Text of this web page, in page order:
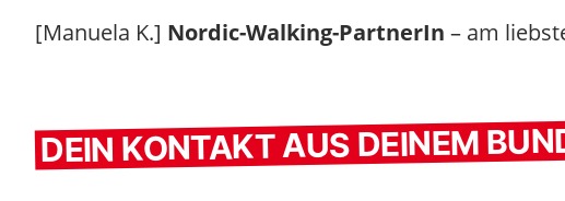
[Manuela K.] Nordic-Walking-PartnerIn – am
DEIN KONTAKT AUS DEINEM